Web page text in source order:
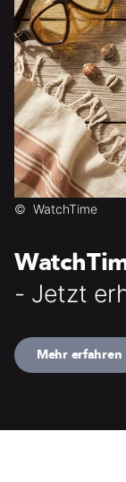
© WatchTime
- Jetzt
Mehr erfahren